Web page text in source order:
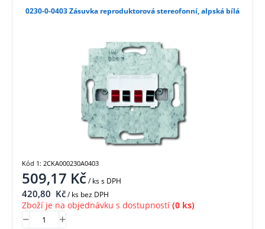
0230-0-0403 Zásuvka reproduktorová stereofonní, alpská bílá
509,17 Kč/ kss DPH
420,80 Kč/ ks bez DPH
Zboží je na objednávku s dostupností (0 ks)
Kód 1: 2CKA000230A0403